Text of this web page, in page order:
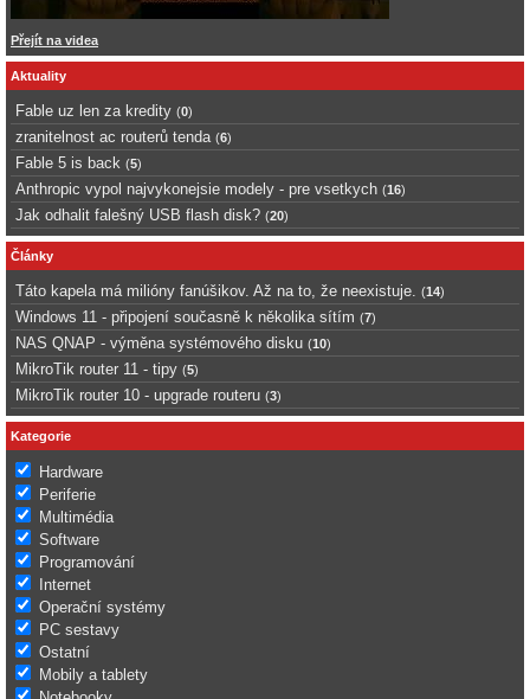
Přejít na videa
Aktuality
Fable uz len za kredity (0)
zranitelnost ac routerů tenda (6)
Fable 5 is back (5)
Anthropic vypol najvykonejsie modely - pre vsetkych (16)
Jak odhalit falešný USB flash disk? (20)
Články
Táto kapela má milióny fanúšikov. Až na to, že neexistuje. (14)
Windows 11 - připojení současně k několika sítím (7)
NAS QNAP - výměna systémového disku (10)
MikroTik router 11 - tipy (5)
MikroTik router 10 - upgrade routeru (3)
Kategorie
Hardware
Periferie
Multimédia
Software
Programování
Internet
Operační systémy
PC sestavy
Ostatní
Mobily a tablety